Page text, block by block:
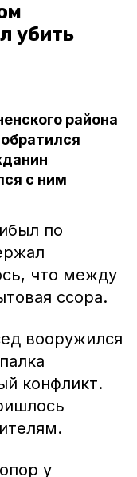
убить
района
с ним
по
что между
ссора.
вооружился
конфликт.
у